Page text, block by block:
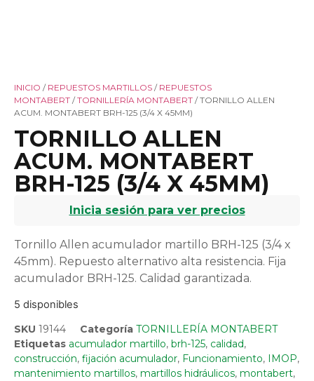
INICIO / REPUESTOS MARTILLOS / REPUESTOS
MONTABERT /TORNILLERÍA MONTABERT / TORNILLO ALLEN
ACUM. MONTABERT BRH-125 (3/4 X 45MM)
TORNILLO ALLEN
ACUM. MONTABERT
BRH-125 (3/4 X 45MM)
Inicia sesión para ver precios
Tornillo Allen acumulador martillo BRH-125 (3/4 x
45mm). Repuesto alternativo alta resistencia. Fija
acumulador BRH-125. Calidad garantizada.
5 disponibles
SKU 19144 Categoría TORNILLERÍA MONTABERT
Etiquetas acumulador martillo, brh-125, calidad,
construcción, fijación acumulador, Funcionamiento, IMOP,
mantenimiento martillos, martillos hidráulicos, montabert,